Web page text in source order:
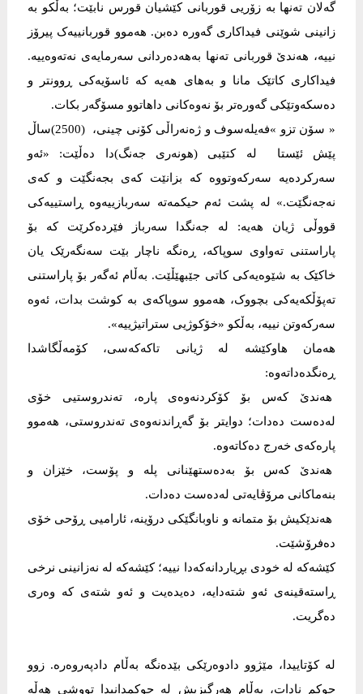
گەلان تەنها بە زۆریی قوربانی کێشیان قورس نابێت؛ بەڵکو بە
زانینی شوێنی فیداکاری گەورە دەبن. هەموو قوربانییەک پیرۆز
نییە، هەندێ قوربانی تەنها بەهەدەردانی سەرمایەی نەتەوەییە.
فیداکاری کاتێک مانا و بەهای هەیە کە ئاسۆیەکی ڕوونتر و
دەسکەوتێکی گەورەتر بۆ نەوەکانی داهاتوو مسۆگەر بکات.
« سۆن تزو »فەیلەسوف و ژەنەراڵی کۆنی چینی، (2500)ساڵ
پێش ئێستا لە کتێبی (هونەری جەنگ)دا دەڵێت: «ئەو
سەرکردەیە سەرکەوتووە کە بزانێت کەی بجەنگێت و کەی
نەجەنگێت.» لە پشت ئەم حیکمەتە سەربازییەوە ڕاستییەکی
قووڵی ژیان هەیە: لە جەنگدا سەرباز فێردەکرێت کە بۆ
پاراستنی تەواوی سوپاکە، ڕەنگە ناچار بێت سەنگەرێک یان
خاکێک بە شێوەیەکی کاتی جێبهێڵێت. بەڵام ئەگەر بۆ پاراستنی
تەپۆڵکەیەکی بچووک، هەموو سوپاکەی بە کوشت بدات، ئەوە
سەرکەوتن نییە، بەڵکو «خۆکوژیی ستراتیژییە».
هەمان هاوکێشە لە ژیانی تاکەکەسی، کۆمەڵگاشدا
ڕەنگدەداتەوە:
هەندێ کەس بۆ کۆکردنەوەی پارە، تەندروستیی خۆی
لەدەست دەدات؛ دوایتر بۆ گەڕاندنەوەی تەندروستی، هەموو
پارەکەی خەرج دەکاتەوە.
هەندێ کەس بۆ بەدەستهێنانی پلە و پۆست، خێزان و
بنەماکانی مرۆڤایەتی لەدەست دەدات.
هەندێکیش بۆ متمانە و ناوبانگێکی درۆینە، ئارامیی ڕۆحی خۆی
دەفرۆشێت.
کێشەکە لە خودی بڕیاردانەکەدا نییە؛ کێشەکە لە نەزانینی نرخی
ڕاستەقینەی ئەو شتەدایە، دەیدەیت و ئەو شتەی کە وەری
دەگریت.
لە کۆتاییدا، مێژوو دادوەرێکی بێدەنگە بەڵام دادپەروەرە. زوو
حوکم نادات، بەڵام هەرگیزیش لە حوکمدانیدا تووشی هەڵە